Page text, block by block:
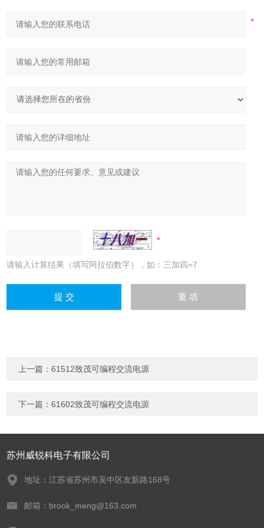
请输入计算结果（填写阿拉伯数字），如：三加四=7
上一篇：61512致茂可编程交流电源
下一篇：61602致茂可编程交流电源
苏州威锐科电子有限公司
地址：江苏省苏州市吴中区友新路168号
邮箱：brook_meng@163.com